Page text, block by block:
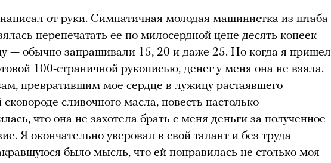
от руки. Симпатичная молодая машинистка из штаба
перепечатать ее по милосердной цене десять копеек
— обычно запрашивали 15, 20 и даже 25. Но когда я пришел
100-страничной рукописью, денег у меня она не взяла.
превратившим мое сердце в лужицу растаявшего
сковороде сливочного масла, повесть настолько
что она не захотела брать с меня деньги за полученное
Я окончательно уверовал в свой талант и без труда
было мысль, что ей понравилась не столько моя